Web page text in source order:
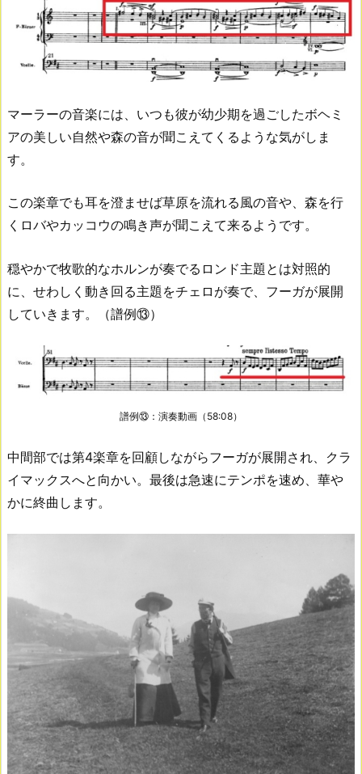
マーラーの音楽には、いつも彼が幼少期を過ごしたボヘミ
アの美しい自然や森の音が聞こえてくるような気がしま
す。
この楽章でも耳を澄ませば草原を流れる風の音や、森を行
くロバやカッコウの鳴き声が聞こえて来るようです。
穏やかで牧歌的なホルンが奏でるロンド主題とは対照的
に、せわしく動き回る主題をチェロが奏で、フーガが展開
していきます。（譜例⑬）
譜例⑬：演奏動画（58:08）
中間部では第4楽章を回顧しながらフーガが展開され、クラ
イマックスへと向かい。最後は急速にテンポを速め、華や
かに終曲します。